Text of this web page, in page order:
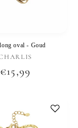
oval - Goud
Verkoper:
Normale
€15,99